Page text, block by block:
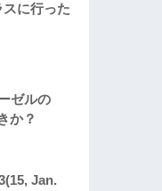
に行った
ゼルの
か？
Jan.